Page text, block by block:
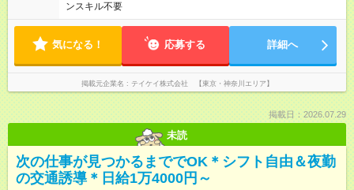
ンスキル不要
気になる！ 応募する 詳細へ
掲載元企業名 テイケイ株式会社 【東京・神奈川エリア】
掲載日：2026.07.29
未読
次の仕事が見つかるまででOK＊シフト自由＆夜勤
の交通誘導＊日給1万4000円～